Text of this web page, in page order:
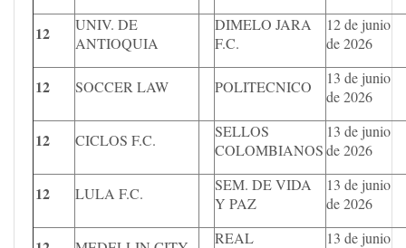
12
UNIV. DE
ANTIOQUIA
DIMELO JARA
F.C.
12 de junio
de 2026
12 SOCCER LAW POLITECNICO
13 de junio
de 2026
12 CICLOS F.C.
SELLOS
COLOMBIANOS
13 de junio
de 2026
12 LULA F.C.
SEM. DE VIDA
Y PAZ
13 de junio
de 2026
REAL
13 de junio